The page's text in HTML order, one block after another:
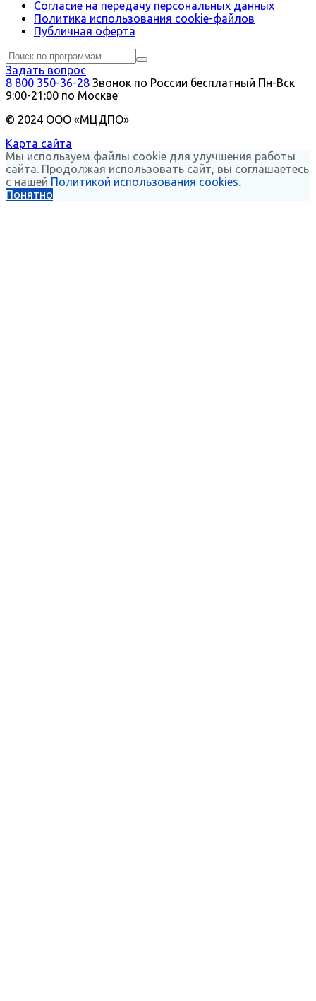
Согласие на передачу персональных данных
Политика использования сookie-файлов
Публичная оферта
Задать вопрос
8 800 350-36-28 Звонок по России бесплатный Пн-Вск
9:00-21:00 по Москве
© 2024 ООО «МЦДПО»
Карта сайта
Мы используем файлы cookie для улучшения работы
сайта. Продолжая использовать сайт, вы соглашаетесь
с нашей Политикой использования cookies.
Понятно